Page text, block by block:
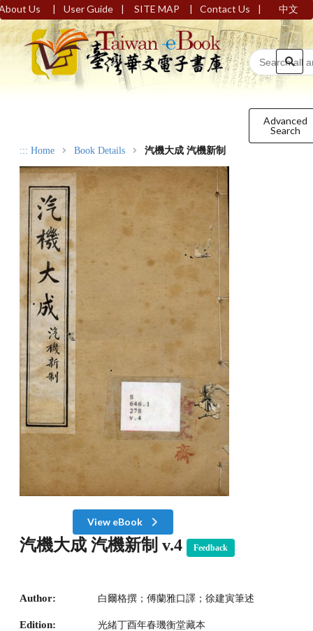
Us | User Guide | SITE MAP | Contact Us | 中文
Advanced
Search
::: Home Book Details 汽機大成 汽機新制
View eBook
汽機大成 汽機新制 v.4 Feedback
Author: 白爾格撰；傅蘭雅口譯；徐建寅筆述
Edition: 光緒丁酉年春璣衡堂藏本